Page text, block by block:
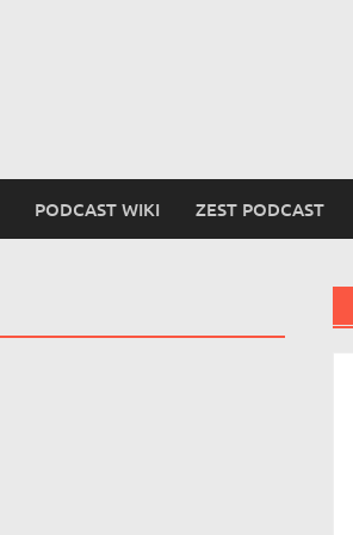
PODCAST WIKI ZEST PODCAST